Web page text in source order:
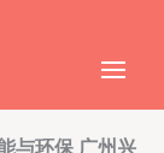
与环保 广州兴